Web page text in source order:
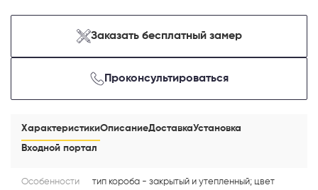
Заказать бесплатный замер
Проконсультироваться
ХарактеристикиОписаниеДоставкаУстановка
Входной портал
Особенности
тип короба - закрытый и утепленный; цвет